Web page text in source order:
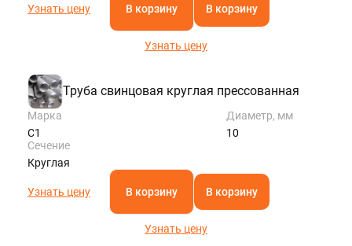
Узнать цену В корзину В корзину
Узнать цену
Труба свинцовая круглая прессованная
Марка
С1
Диаметр, мм
10
Сечение
Круглая
Узнать цену В корзину В корзину
Узнать цену